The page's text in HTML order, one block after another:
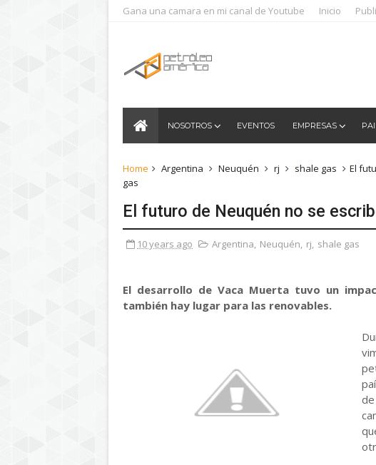
Gana una camara en mi canal de Youtube Inicio
NOSOTROS EVENTOS EMPRESAS
Home Argentina Neuquén rj shale gas
El
gas
El futuro de Neuquén no se
10 years ago Argentina, Neuquén, rj, shale gas
El desarrollo de Vaca Muerta tuvo un
también hay lugar para las renovables.